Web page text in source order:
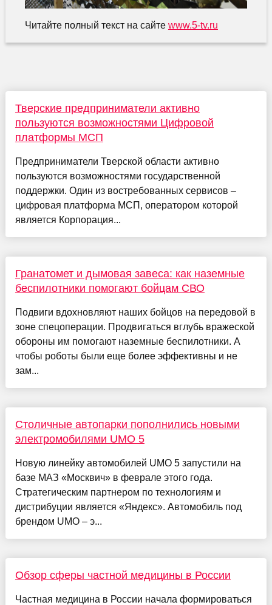
Читайте полный текст на сайте www.5-tv.ru
Тверские предприниматели активно
пользуются возможностями Цифровой
платформы МСП
Предприниматели Тверской области активно
пользуются возможностями государственной
поддержки. Один из востребованных сервисов –
цифровая платформа МСП, оператором которой
является Корпорация...
Гранатомет и дымовая завеса: как наземные
беспилотники помогают бойцам СВО
Подвиги вдохновляют наших бойцов на передовой в
зоне спецоперации. Продвигаться вглубь вражеской
обороны им помогают наземные беспилотники. А
чтобы роботы были еще более эффективны и не
зам...
Столичные автопарки пополнились новыми
электромобилями UMO 5
Новую линейку автомобилей UMO 5 запустили на
базе МАЗ «Москвич» в феврале этого года.
Стратегическим партнером по технологиям и
дистрибуции является «Яндекс». Автомобиль под
брендом UMO – э...
Обзор сферы частной медицины в России
Частная медицина в России начала формироваться